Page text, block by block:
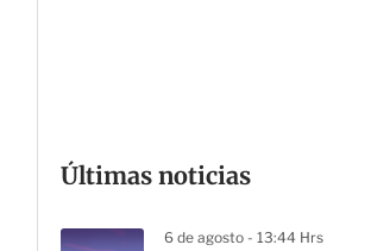
Últimas noticias
6 de agosto - 13:44 Hrs